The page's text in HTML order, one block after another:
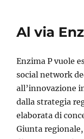
Al via
Enzima P vuole
social network
all’innovazione
dalla strategia
elaborata di
Giunta